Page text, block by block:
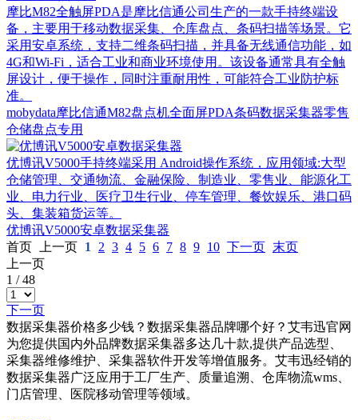
摩比M82全触屏PDA是摩比信通公司生产的一款手持终端设
备，主要用于移动数据采集、仓库盘点、条码扫描等场景。它
采用安卓系统，支持二维条码扫描，并具备无线通信功能，如
4G和Wi-Fi，适合工业和商业环境使用。该设备通常具有全触
屏设计，便于操作，同时注重耐用性，可能符合工业防护标
准。
mobydata摩比信通M82盘点机全面屏PDA条码数据采集器零售
仓储盘点专用
优博讯V5000手持终端采用 Android操作系统，应用领域:大型
仓储管理、交通物流、金融保险、制造业、零售业、能源化工
业、电力行业、医疗卫生行业、停车管理、餐饮娱乐、港口码
头、集装箱货运等。
优博讯V5000安卓数据采集器
首页
上一页 1 2 3 4 5 6 7 8 9 10 下一页 末页
上一页
1 /48
下一页
数据采集器价格多少钱？数据采集器品牌哪个好？艾韦迅官网
为您提供国内外品牌数据采集器多达几十款,提供产品选型、
采集器维修维护、采集器软件开发等增值服务。艾韦迅经销的
数据采集器广泛应用于工厂生产、质量追溯、仓库物流wms、
门店管理、医院移动管理等领域。